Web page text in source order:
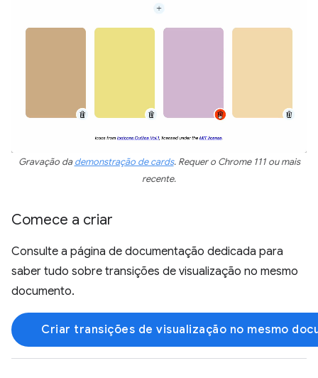
Gravação dademonstração de cards. Requer o Chrome 111 ou mais
recente.
Comece a criar
Consulte a página de documentação dedicada para
saber tudo sobre transições de visualização no mesmo
documento.
Criar transições de visualização no mesmo